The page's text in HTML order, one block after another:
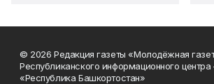
© 2026 Редакция газеты «Молодёжная
Республиканского информационного
«Республика Башкортостан»